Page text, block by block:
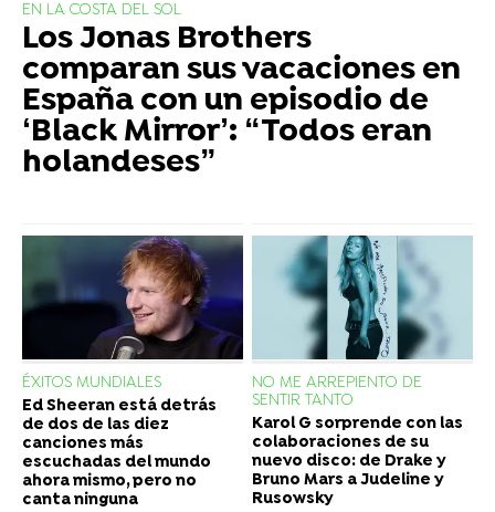
EN LA COSTA DEL SOL
Los Jonas Brothers
comparan sus vacaciones en
España con un episodio de
‘Black Mirror’: “Todos eran
holandeses”
ÉXITOS MUNDIALES
Ed Sheeran está detrás
de dos de las diez
canciones más
escuchadas del mundo
ahora mismo, pero no
canta ninguna
NO ME ARREPIENTO DE
SENTIR TANTO
Karol G sorprende con las
colaboraciones de su
nuevo disco: de Drake y
Bruno Mars a Judeline y
Rusowsky